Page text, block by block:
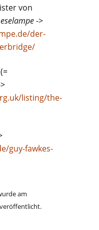
von
->
der-
listing/the-
guy-fawkes-
am